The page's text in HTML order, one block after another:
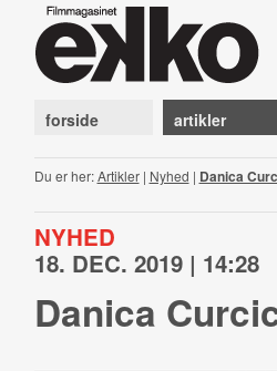
forside artikler
Du er her:Artikler| Nyhed | Danica
NYHED
18. DEC. 2019 | 14:28
Danica